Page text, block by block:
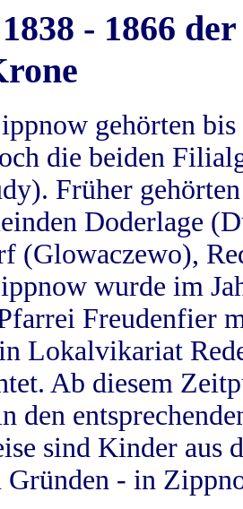
- 1866
gehörten
die beiden
Früher
Doderlage
(Glowaczewo),
wurde im
Freudenfier
Lokalvikariat
Ab diesem
den
sind Kinder aus
- in